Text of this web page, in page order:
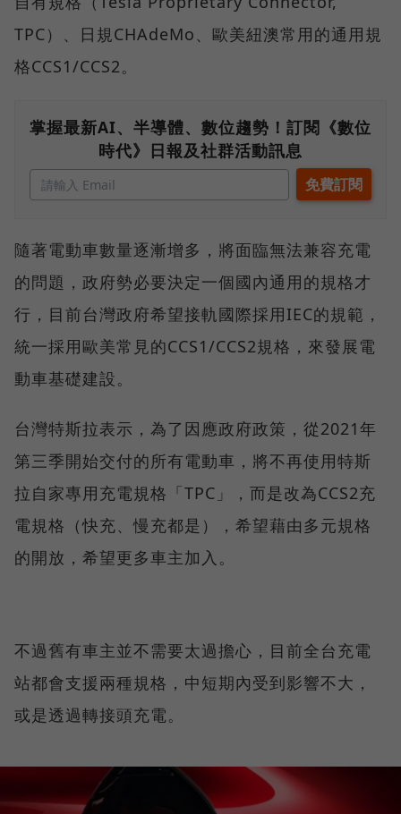
TPC）、日規CHAdeMo、歐美紐澳常用的通用規
格CCS1/CCS2。
掌握最新AI、半導體、數位趨勢！訂閱《數位
時代》日報及社群活動訊息
隨著電動車數量逐漸增多，將面臨無法兼容充電
的問題，政府勢必要決定一個國內通用的規格才
行，目前台灣政府希望接軌國際採用IEC的規範，
統一採用歐美常見的CCS1/CCS2規格，來發展電
動車基礎建設。
台灣特斯拉表示，為了因應政府政策，從2021年
第三季開始交付的所有電動車，將不再使用特斯
拉自家專用充電規格「TPC」，而是改為CCS2充
電規格（快充、慢充都是），希望藉由多元規格
的開放，希望更多車主加入。
不過舊有車主並不需要太過擔心，目前全台充電
站都會支援兩種規格，中短期內受到影響不大，
或是透過轉接頭充電。